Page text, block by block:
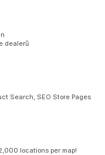
dealerů
Search, SEO Store Pages
locations per map!